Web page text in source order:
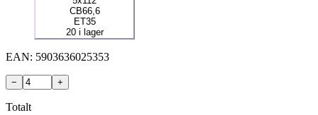
CB66,6
ET35
20 i lager
EAN: 5903636025353
− +
Totalt